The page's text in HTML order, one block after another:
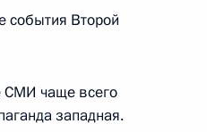
события Второй
СМИ чаще всего
западная.